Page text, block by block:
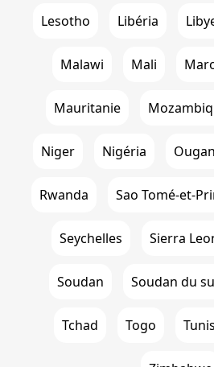
Lesotho Libéria
Malawi Mali
Mauritanie
Niger Nigéria
Rwanda Sao Tomé-et-
Seychelles Sierra
Soudan Soudan du
Tchad Togo